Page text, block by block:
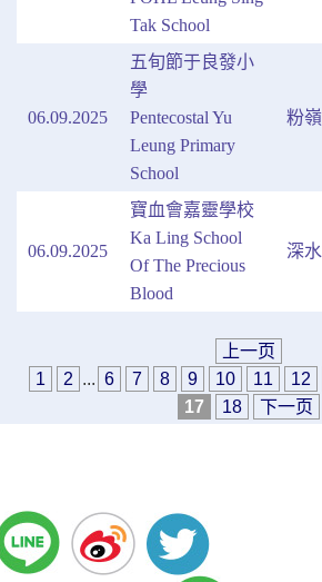
Tak School
06.09.2025
五旬節于良發小
學
Pentecostal Yu
Leung Primary
School
粉
06.09.2025
寶血會嘉靈學校
Ka Ling School
Of The Precious
Blood
深
上一页
1
2 ... 6 7 8 9 10 11 12
17
18 下一页